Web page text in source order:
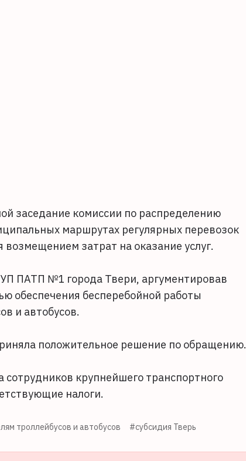
заседание комиссии по распределению
маршрутах регулярных перевозок
затрат на оказание услуг.
ПАТП №1 города Твери, аргументировав
обеспечения бесперебойной работы
и автобусов.
положительное решение по обращению.
сотрудников крупнейшего транспортного
налоги.
троллейбусов и автобусов #субсидия Тверь